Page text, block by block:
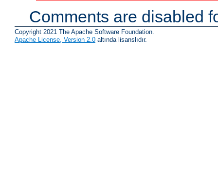
Comments are disabled
Copyright 2021 The Apache Software Foundation.
Apache License, Version 2.0 altında lisanslıdır.